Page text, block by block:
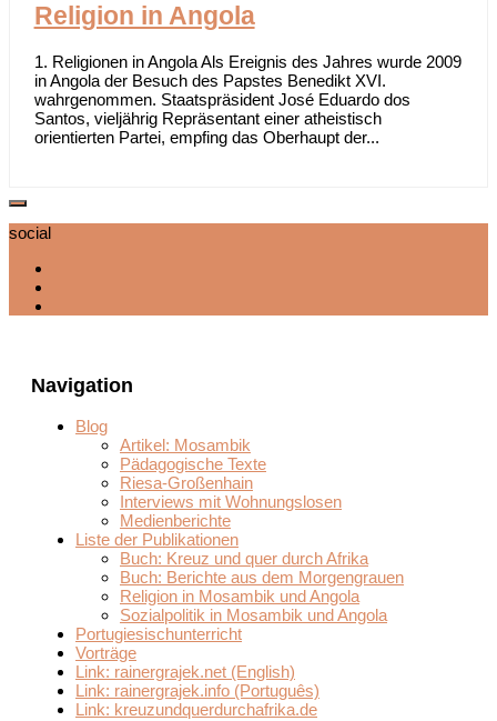
Religion in Angola
1. Religionen in Angola Als Ereignis des Jahres wurde 2009
in Angola der Besuch des Papstes Benedikt XVI.
wahrgenommen. Staatspräsident José Eduardo dos
Santos, vieljährig Repräsentant einer atheistisch
orientierten Partei, empfing das Oberhaupt der...
social
Navigation
Blog
Artikel: Mosambik
Pädagogische Texte
Riesa-Großenhain
Interviews mit Wohnungslosen
Medienberichte
Liste der Publikationen
Buch: Kreuz und quer durch Afrika
Buch: Berichte aus dem Morgengrauen
Religion in Mosambik und Angola
Sozialpolitik in Mosambik und Angola
Portugiesischunterricht
Vorträge
Link: rainergrajek.net (English)
Link: rainergrajek.info (Português)
Link: kreuzundquerdurchafrika.de